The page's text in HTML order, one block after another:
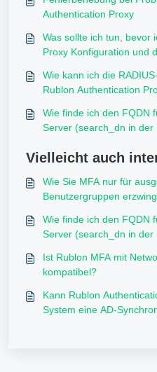
Authentication Proxy
Was sollte ich tun, bevor
Proxy Konfiguration und
Wie kann ich die
Rublon Authentication
Wie finde ich den FQDN
Server (search_dn in der
Vielleicht auch
Wie Sie MFA nur für
Benutzergruppen
Wie finde ich den FQDN
Server (search_dn in der
Ist Rublon MFA mit
kompatibel?
Kann Rublon
System eine AD-